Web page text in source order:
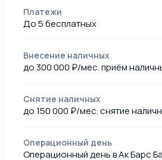
Платежи
До 5 бесплатных
Внесение наличных
до 300 000 ₽/мес. приём
Снятие наличных
до 150 000 ₽/мес. снятие
Операционный день
Операционный день в Ак Барс